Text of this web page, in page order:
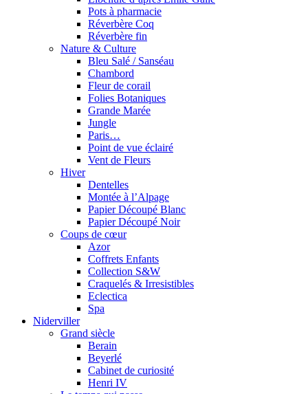
Pots à pharmacie
Réverbère Coq
Réverbère fin
Nature & Culture
Bleu Salé / Sanséau
Chambord
Fleur de corail
Folies Botaniques
Grande Marée
Jungle
Paris…
Point de vue éclairé
Vent de Fleurs
Hiver
Dentelles
Montée à l’Alpage
Papier Découpé Blanc
Papier Découpé Noir
Coups de cœur
Azor
Coffrets Enfants
Collection S&W
Craquelés & Irresistibles
Eclectica
Spa
Niderviller
Grand siècle
Berain
Beyerlé
Cabinet de curiosité
Henri IV